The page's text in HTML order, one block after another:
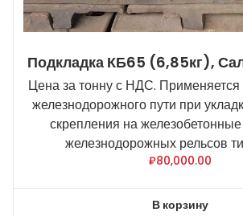
Подкладка КБ65 (6,85кг),
Цена за тонну с НДС. Применяется
железнодорожного пути при
скрепления на
железнодорожных рельсов
₽80,000.00
В корзину